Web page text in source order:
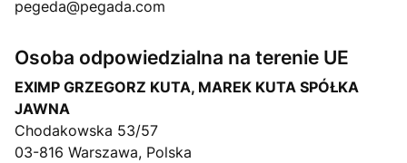
pegeda@pegada.com
Osoba odpowiedzialna na terenie UE
EXIMP GRZEGORZ KUTA, MAREK KUTA SPÓŁKA
JAWNA
Chodakowska 53/57
03-816 Warszawa, Polska